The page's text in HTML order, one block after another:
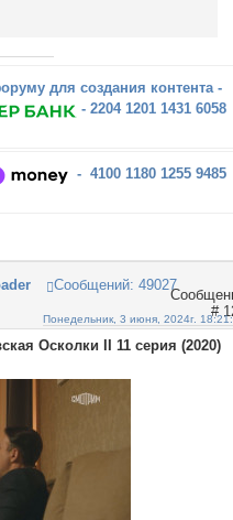
для создания контента -
- 2204 1201 1431 6058
- 4100 1180 1255 9485
Понедельник, 3 июня, 2024г.
Сообщений: 49027
Осколки II 11 серия (2020)